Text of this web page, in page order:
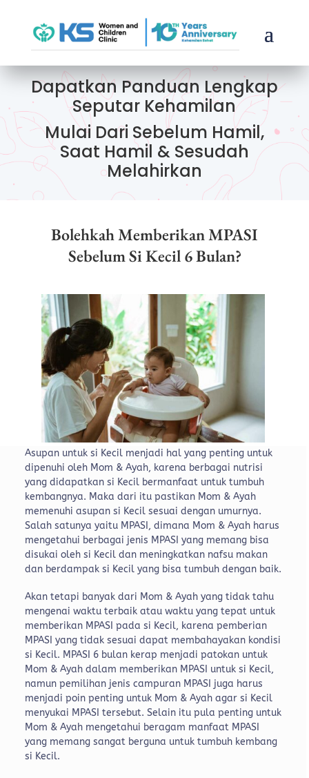
Dapatkan Panduan Lengkap
Seputar Kehamilan
Mulai Dari Sebelum Hamil,
Saat Hamil & Sesudah
Melahirkan
Bolehkah Memberikan MPASI
Sebelum Si Kecil 6 Bulan?
Asupan untuk si Kecil menjadi hal yang penting untuk
dipenuhi oleh Mom & Ayah, karena berbagai nutrisi
yang didapatkan si Kecil bermanfaat untuk tumbuh
kembangnya. Maka dari itu pastikan Mom & Ayah
memenuhi asupan si Kecil sesuai dengan umurnya.
Salah satunya yaitu MPASI, dimana Mom & Ayah harus
mengetahui berbagai jenis MPASI yang memang bisa
disukai oleh si Kecil dan meningkatkan nafsu makan
dan berdampak si Kecil yang bisa tumbuh dengan baik.
Akan tetapi banyak dari Mom & Ayah yang tidak tahu
mengenai waktu terbaik atau waktu yang tepat untuk
memberikan MPASI pada si Kecil, karena pemberian
MPASI yang tidak sesuai dapat membahayakan kondisi
si Kecil. MPASI 6 bulan kerap menjadi patokan untuk
Mom & Ayah dalam memberikan MPASI untuk si Kecil,
namun pemilihan jenis campuran MPASI juga harus
menjadi poin penting untuk Mom & Ayah agar si Kecil
menyukai MPASI tersebut. Selain itu pula penting untuk
Mom & Ayah mengetahui beragam manfaat MPASI
yang memang sangat berguna untuk tumbuh kembang
si Kecil.